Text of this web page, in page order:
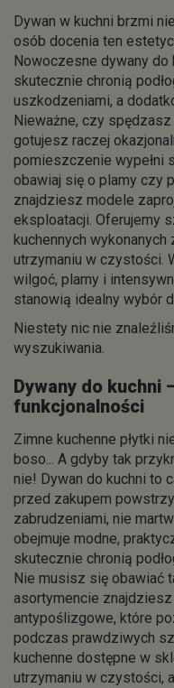
Dywan w kuchni brzmi
osób docenia ten
Nowoczesne dywany
skutecznie chronią
uszkodzeniami, a
Nieważne, czy
gotujesz raczej
pomieszczenie wypełni
obawiaj się o plamy czy
znajdziesz modele
eksploatacji. Oferujemy
kuchennych wykonanych
utrzymaniu w czystości.
wilgoć, plamy i
stanowią idealny wybór
Niestety nic nie
wyszukiwania.
Dywany do kuchni
funkcjonalności
Zimne kuchenne płytki
boso... A gdyby tak
nie! Dywan do kuchni to
przed zakupem
zabrudzeniami, nie
obejmuje modne,
skutecznie chronią
Nie musisz się obawiać
asortymencie
antypoślizgowe, które
podczas prawdziwych
kuchenne dostępne w
utrzymaniu w czystości,